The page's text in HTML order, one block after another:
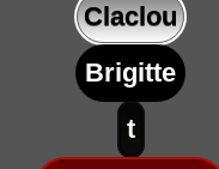
Claclou
Brigitte
t